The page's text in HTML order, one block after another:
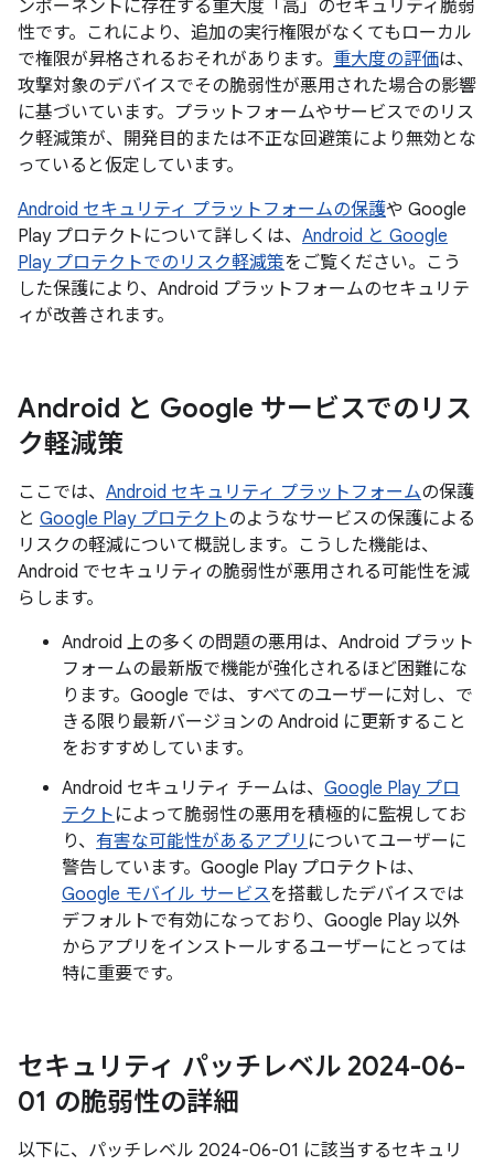
ンポーネントに存在する重大度「高」のセキュリティ脆弱
性です。これにより、追加の実行権限がなくてもローカル
で権限が昇格されるおそれがあります。 重大度の評価は、
攻撃対象のデバイスでその脆弱性が悪用された場合の影響
に基づいています。プラットフォームやサービスでのリス
ク軽減策が、開発目的または不正な回避策により無効とな
っていると仮定しています。
Android セキュリティ プラットフォームの保護や Google
Play プロテクトについて詳しくは、 Android と Google
Play プロテクトでのリスク軽減策をご覧ください。こう
した保護により、Android プラットフォームのセキュリテ
ィが改善されます。
Android と Google サービスでのリス
ク軽減策
ここでは、 Android セキュリティ プラットフォームの保護
と Google Play プロテクトのようなサービスの保護による
リスクの軽減について概説します。こうした機能は、
Android でセキュリティの脆弱性が悪用される可能性を減
らします。
Android 上の多くの問題の悪用は、Android プラット
フォームの最新版で機能が強化されるほど困難にな
ります。Google では、すべてのユーザーに対し、で
きる限り最新バージョンの Android に更新すること
をおすすめしています。
Android セキュリティ チームは、 Google Play プロ
テクト によって脆弱性の悪用を積極的に監視してお
り、 有害な可能性があるアプリ についてユーザーに
警告しています。Google Play プロテクトは、
Google モバイル サービスを搭載したデバイスでは
デフォルトで有効になっており、Google Play 以外
からアプリをインストールするユーザーにとっては
特に重要です。
セキュリティ パッチレベル 2024-06-
01 の脆弱性の詳細
以下に、パッチレベル 2024-06-01 に該当するセキュリ